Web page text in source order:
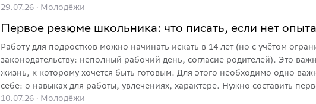
29.07.26 · Молодёжи
Первое резюме школьника: что писать, если нет
Работу для подростков можно начинать искать в 14 лет (но с учётом
законодательству: неполный рабочий день, согласие родителей). Это
жизнь, к которому хочется быть готовым. Для этого необходимо одно важное умение — рассказать о
себе: о навыках для работы, увлечениях, характере. Нужно составить
ребята уверены, что рассказать им нечего, ведь они ещё никогда не
10.07.26 · Молодёжи